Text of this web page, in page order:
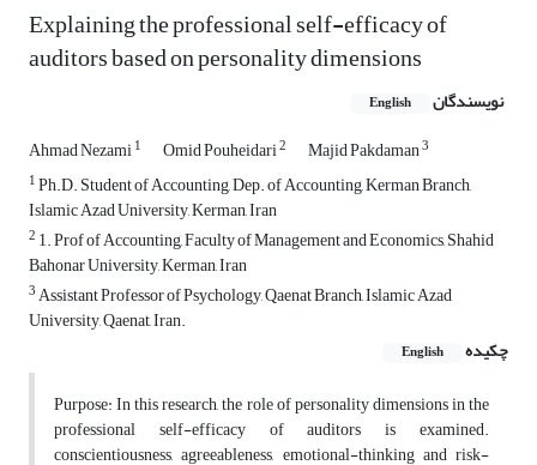
Explaining the professional self-efficacy of
auditors based on personality dimensions
نویسندگان English
Ahmad Nezami1 Omid Pouheidari2 Majid Pakdaman3
1Ph.D. Student of Accounting, Dep. of Accounting, Kerman Branch,
Islamic Azad University, Kerman, Iran
2 1. Prof of Accounting, Faculty of Management and Economics, Shahid
Bahonar University, Kerman, Iran
3Assistant Professor of Psychology, Qaenat Branch, Islamic Azad
University, Qaenat, Iran.
چکیده
English
Purpose: In this research, the role of personality dimensions in the
professional self-efficacy of auditors is examined.
conscientiousness, agreeableness, emotional-thinking and risk-